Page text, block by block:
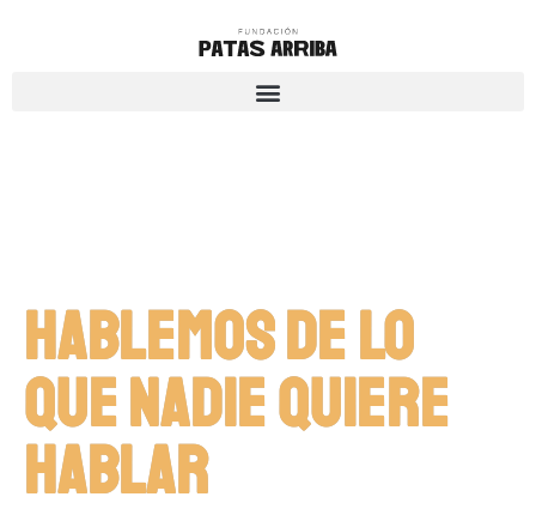
HABLEMOS DE LO
QUE NADIE QUIERE
HABLAR